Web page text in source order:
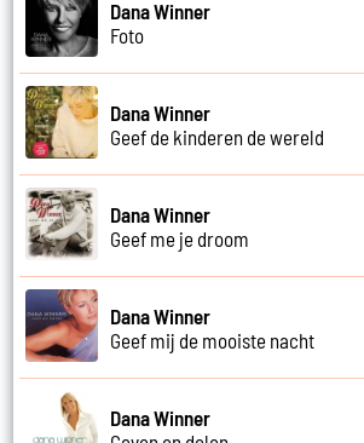
Dana Winner
Foto
Dana Winner
Geef de kinderen de wereld
Dana Winner
Geef me je droom
Dana Winner
Geef mij de mooiste nacht
Dana Winner